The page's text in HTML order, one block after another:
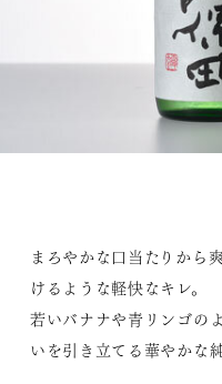
まろやかな口当たりから
けるような軽快なキレ。
若いバナナや青リンゴの
いを引き立てる華やかな